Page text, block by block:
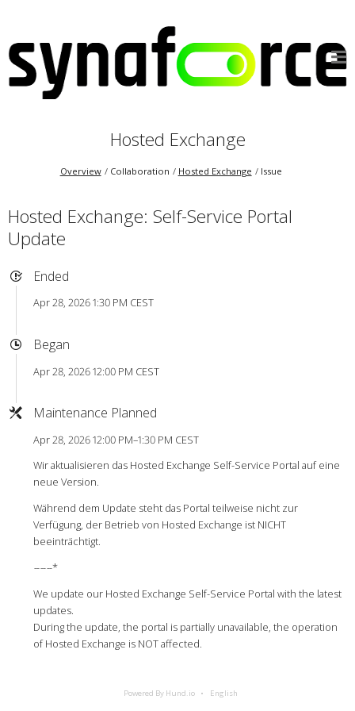
Hosted Exchange
Overview Collaboration Hosted Exchange Issue
Hosted Exchange: Self-Service Portal
Update
Ended
Apr 28, 2026 1:30 PM CEST
Began
Apr 28, 2026 12:00 PM CEST
Maintenance Planned
Apr 28, 2026 12:00 PM–1:30 PM CEST
Wir aktualisieren das Hosted Exchange Self-Service Portal auf eine
neue Version.
Während dem Update steht das Portal teilweise nicht zur
Verfügung, der Betrieb von Hosted Exchange ist NICHT
beeinträchtigt.
------*
We update our Hosted Exchange Self-Service Portal with the latest
updates.
During the update, the portal is partially unavailable, the operation
of Hosted Exchange is NOT affected.
Powered By Hund.io English